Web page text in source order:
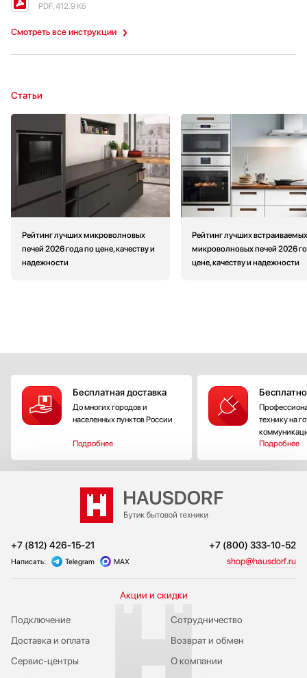
Смотреть все инструкции
PDF, 412.9 Кб
Статьи
Рейтинг лучших микроволновых
печей 2026 года по цене, качеству и
надежности
Рейтинг лучших встраиваемых
микроволновых печей 2026
цене, качеству и надежности
Бесплатная доставка
До многих городов и
населенных пунктов России
Подробнее
технику на
Подробнее
+7 (812) 426-15-21 +7 (800) 333-10-52
Написать: Telegram MAX shop@hausdorf.ru
Акции и скидки
Подключение
Сервис-центры
Доставка и оплата
Сотрудничество
Возврат и обмен
О компании